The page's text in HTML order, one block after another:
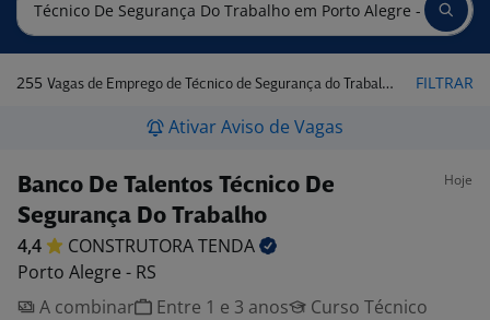
255 Vagas de Emprego de Técnico de Segurança do Trabalho em Porto Alegre - RS FILTRAR
Ativar Aviso de Vagas
Banco De Talentos Técnico De
Segurança Do Trabalho
Hoje
4,4 CONSTRUTORATENDA
Porto Alegre - RS
A combinar
Entre 1 e 3 anos
Curso Técnico